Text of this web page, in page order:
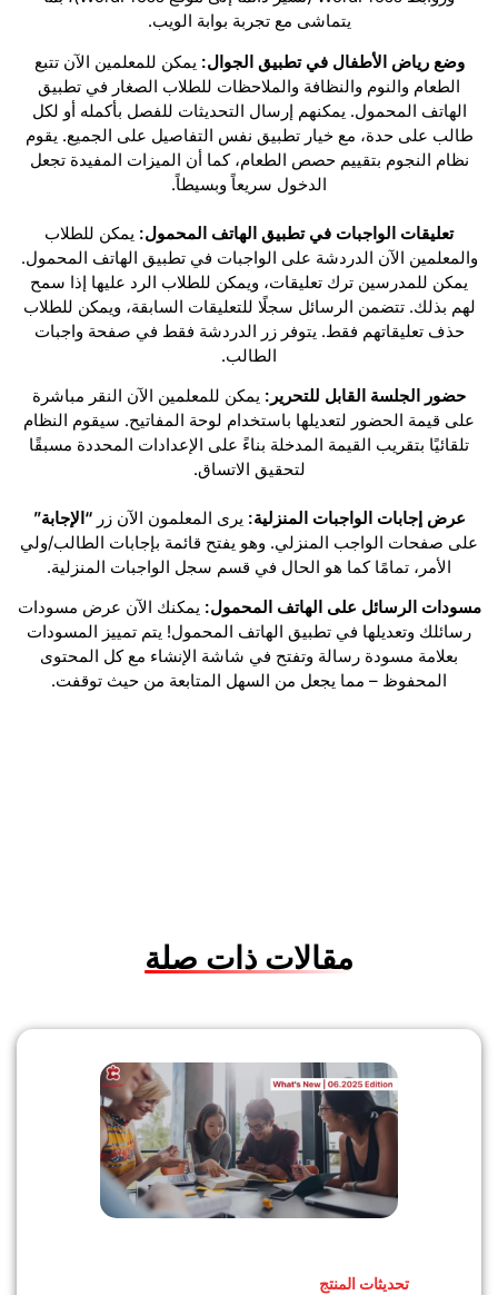
يتماشى مع تجربة بوابة الويب.
وضع رياض الأطفال في تطبيق الجوال: يمكن للمعلمين الآن تتبع
الطعام والنوم والنظافة والملاحظات للطلاب الصغار في تطبيق
الهاتف المحمول. يمكنهم إرسال التحديثات للفصل بأكمله أو لكل
طالب على حدة، مع خيار تطبيق نفس التفاصيل على الجميع. يقوم
نظام النجوم بتقييم حصص الطعام، كما أن الميزات المفيدة تجعل
الدخول سريعاً وبسيطاً.
تعليقات الواجبات في تطبيق الهاتف المحمول: يمكن للطلاب
والمعلمين الآن الدردشة على الواجبات في تطبيق الهاتف المحمول.
يمكن للمدرسين ترك تعليقات، ويمكن للطلاب الرد عليها إذا سمح
لهم بذلك. تتضمن الرسائل سجلًا للتعليقات السابقة، ويمكن للطلاب
حذف تعليقاتهم فقط. يتوفر زر الدردشة فقط في صفحة واجبات
الطالب.
حضور الجلسة القابل للتحرير: يمكن للمعلمين الآن النقر مباشرة
على قيمة الحضور لتعديلها باستخدام لوحة المفاتيح. سيقوم النظام
تلقائيًا بتقريب القيمة المدخلة بناءً على الإعدادات المحددة مسبقًا
لتحقيق الاتساق.
عرض إجابات الواجبات المنزلية: يرى المعلمون الآن زر“الإجابة”
على صفحات الواجب المنزلي. وهو يفتح قائمة بإجابات الطالب/ولي
الأمر، تمامًا كما هو الحال في قسم سجل الواجبات المنزلية.
مسودات الرسائل على الهاتف المحمول: يمكنك الآن عرض مسودات
رسائلك وتعديلها في تطبيق الهاتف المحمول! يتم تمييز المسودات
بعلامة مسودة رسالة وتفتح في شاشة الإنشاء مع كل المحتوى
المحفوظ – مما يجعل من السهل المتابعة من حيث توقفت.
مقالات ذات صلة
تحديثات المنتج